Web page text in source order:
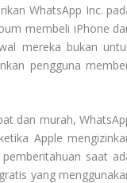
WhatsApp Inc.
membeli iPhone
mereka bukan
pengguna
dan murah,
Apple
saat
yang